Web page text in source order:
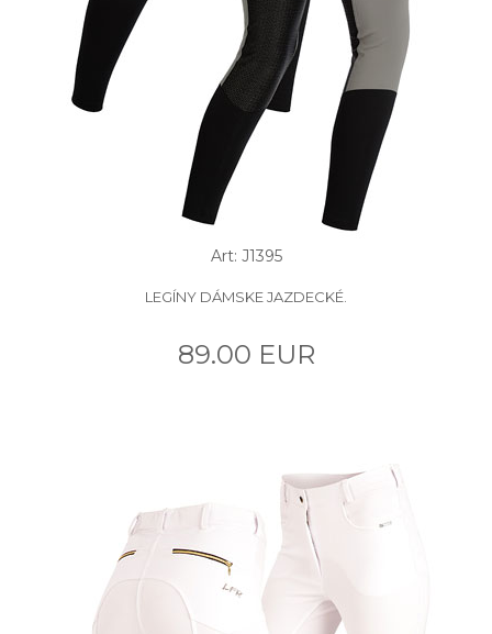
Art: J1395
LEGÍNY DÁMSKE JAZDECKÉ.
89.00 EUR